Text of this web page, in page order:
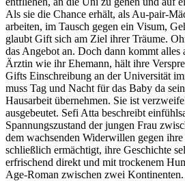
Als sie die Chance erhält, als Au-pair-
arbeiten, im Tausch gegen ein Visum,
glaubt Gift sich am Ziel ihrer Träume.
das Angebot an. Doch dann kommt alles
Ärztin wie ihr Ehemann, hält ihre
Gifts Einschreibung an der Universität
muss Tag und Nacht für das Baby da
Hausarbeit übernehmen. Sie ist
ausgebeutet. Sefi Atta beschreibt
Spannungszustand der jungen Frau
dem wachsenden Widerwillen gegen
schließlich ermächtigt, ihre Geschichte
erfrischend direkt und mit trockenem
Age-Roman zwischen zwei Kontinenten.